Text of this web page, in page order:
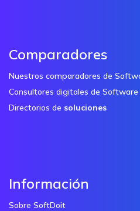
Comparadores
Nuestros comparadores de
Consultores digitales de Software
Directorios de soluciones
Información
Sobre SoftDoit